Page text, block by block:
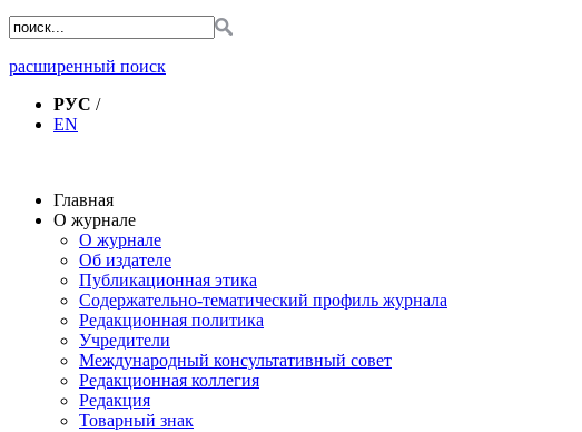
расширенный поиск
РУС /
EN
Главная
О журнале
О журнале
Об издателе
Публикационная этика
Содержательно-тематический профиль журнала
Редакционная политика
Учредители
Международный консультативный совет
Редакционная коллегия
Редакция
Товарный знак